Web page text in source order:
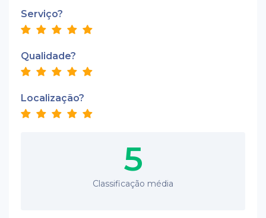
Serviço?
Qualidade?
Localização?
5
Classificação média